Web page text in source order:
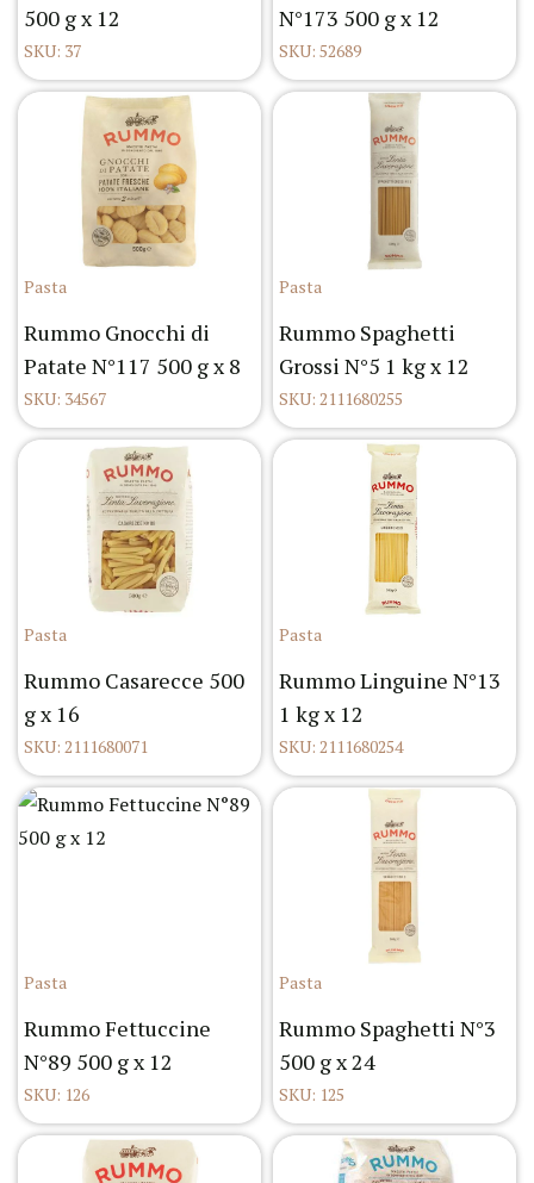
500 g x 12
SKU: 37
N°173 500 g x 12
SKU: 52689
Pasta
Rummo Gnocchi di
Patate N°117 500 g x 8
SKU: 34567
Pasta
Rummo Spaghetti
Grossi N°5 1 kg x 12
SKU: 2111680255
Pasta
Rummo Casarecce 500
g x 16
SKU: 2111680071
Pasta
Rummo Linguine N°13
1 kg x 12
SKU: 2111680254
Pasta
Rummo Fettuccine
N°89 500 g x 12
SKU: 126
Pasta
Rummo Spaghetti N°3
500 g x 24
SKU: 125